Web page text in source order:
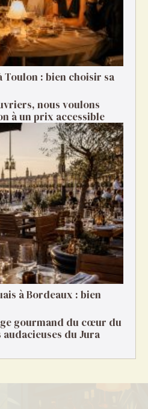
Toulon : bien choisir sa
nous voulons
à un prix accessible
à Bordeaux : bien
gourmand du cœur du
du Jura